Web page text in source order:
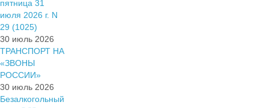
пятница 31
июля 2026 г. N
29 (1025)
30 июль 2026
ТРАНСПОРТ НА
«ЗВОНЫ
РОССИИ»
30 июль 2026
Безалкогольный